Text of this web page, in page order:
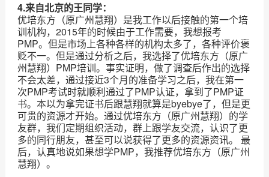
4.来自北京的王同学：
优培东方（原广州慧翔）是我工作以后接触的第一个培
训机构，2015年的时候由于工作需要，我想报考
PMP。但是市场上各种各样的机构太多了，各种评价褒
贬不一。但是通过分析之后，我选择了优培东方（原广
州慧翔）PMP培训。事实证明，做了调查后作出的选择
不会太差，通过接近3个月的准备学习之后，我在第一
次PMP考试时就顺利通过了PMP认证，拿到了PMP证
书。本以为拿完证书后跟慧翔就算是byebye了，但是更
可贵的资源才开始。通过优培东方（原广州慧翔）的学
友群，我们定期组织活动，群上跟学友交流，认识了更
多的同行朋友，甚至可以说获得了更多的资源资讯。 最
后，认真地说如果想学PMP，我推荐优培东方（原广州
慧翔）。